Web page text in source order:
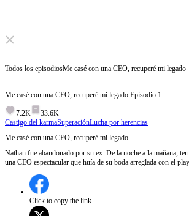
Todos los episodiosMe casé con una CEO, recuperé mi legado
Me casé con una CEO, recuperé mi legado Episodio 1
7.2K
33.6K
Castigo del karmaSuperaciónLucha por herencias
Me casé con una CEO, recuperé mi legado
Nathan fue abandonado por su ex. De la noche a la mañana,
una CEO espectacular que huía de su boda arreglada con el
en una guerra de herencias, sorprendió al mundo como Cipher,
artificial. Y destapó un pasado que le robaron.
Click to copy the link